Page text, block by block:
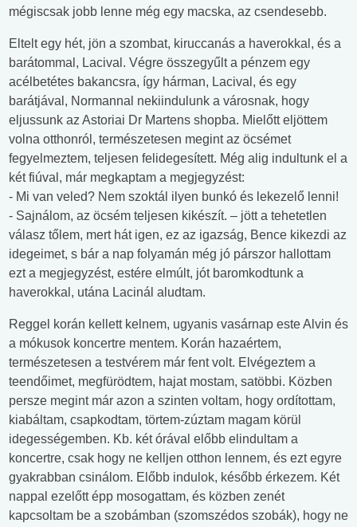
mégiscsak jobb lenne még egy macska, az csendesebb.
Eltelt egy hét, jön a szombat, kiruccanás a haverokkal, és a
barátommal, Lacival. Végre összegyűlt a pénzem egy
acélbetétes bakancsra, így hárman, Lacival, és egy
barátjával, Normannal nekiindulunk a városnak, hogy
eljussunk az Astoriai Dr Martens shopba. Mielőtt eljöttem
volna otthonról, természetesen megint az öcsémet
fegyelmeztem, teljesen felidegesített. Még alig indultunk el a
két fiúval, már megkaptam a megjegyzést:
- Mi van veled? Nem szoktál ilyen bunkó és lekezelő lenni!
- Sajnálom, az öcsém teljesen kikészít. – jött a tehetetlen
válasz tőlem, mert hát igen, ez az igazság, Bence kikezdi az
idegeimet, s bár a nap folyamán még jó párszor hallottam
ezt a megjegyzést, estére elmúlt, jót baromkodtunk a
haverokkal, utána Lacinál aludtam.
Reggel korán kellett kelnem, ugyanis vasárnap este Alvin és
a mókusok koncertre mentem. Korán hazaértem,
természetesen a testvérem már fent volt. Elvégeztem a
teendőimet, megfürödtem, hajat mostam, satöbbi. Közben
persze megint már azon a szinten voltam, hogy ordítottam,
kiabáltam, csapkodtam, törtem-zúztam magam körül
idegességemben. Kb. két órával előbb elindultam a
koncertre, csak hogy ne kelljen otthon lennem, és ezt egyre
gyakrabban csinálom. Előbb indulok, később érkezem. Két
nappal ezelőtt épp mosogattam, és közben zenét
kapcsoltam be a szobámban (szomszédos szobák), hogy ne